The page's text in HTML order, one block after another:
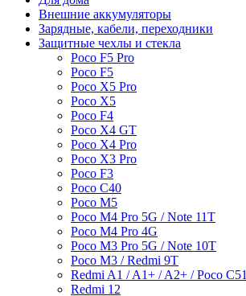
Внешние аккумуляторы
Зарядные, кабели, переходники
Защитные чехлы и стекла
Poco F5 Pro
Poco F5
Poco X5 Pro
Poco X5
Poco F4
Poco X4 GT
Poco X4 Pro
Poco X3 Pro
Poco F3
Poco C40
Poco M5
Poco M4 Pro 5G / Note 11T
Poco M4 Pro 4G
Poco M3 Pro 5G / Note 10T
Poco M3 / Redmi 9T
Redmi A1 / A1+ / A2+ / Poco C51
Redmi 12